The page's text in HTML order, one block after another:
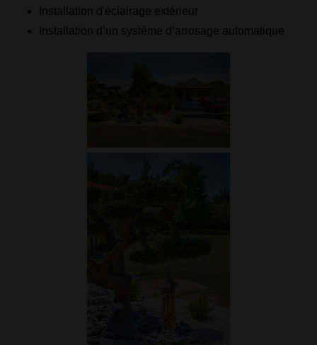
Installation d'éclairage extérieur
Installation d’un système d’arrosage automatique